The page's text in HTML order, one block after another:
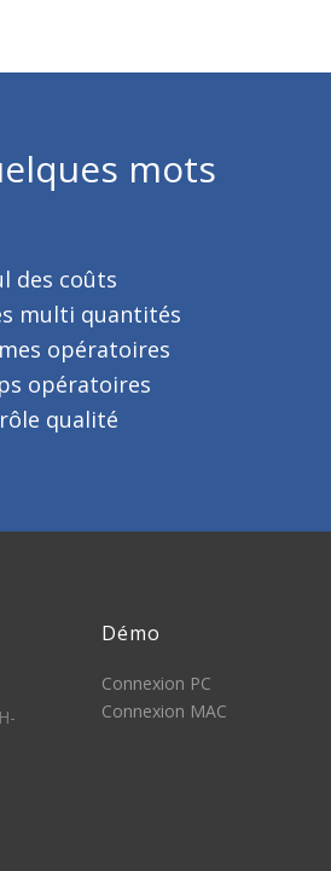
mots
des coûts
multi quantités
opératoires
opératoires
qualité
Démo
Connexion PC
Connexion MAC